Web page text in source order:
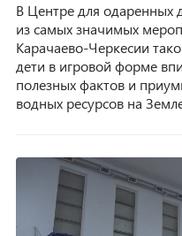
В Центре для одаренных
из самых значимых
Карачаево-Черкесии
дети в игровой форме
полезных фактов и
водных ресурсов на